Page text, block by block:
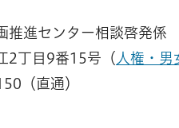
推進センター相談啓発係
2丁目9番15号（ 人権・
（直通）